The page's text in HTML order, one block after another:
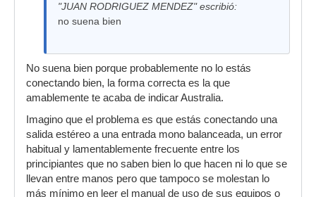
"JUAN RODRIGUEZ MENDEZ" escribió:
no suena bien
No suena bien porque probablemente no lo estás
conectando bien, la forma correcta es la que
amablemente te acaba de indicar Australia.
Imagino que el problema es que estás conectando una
salida estéreo a una entrada mono balanceada, un error
habitual y lamentablemente frecuente entre los
principiantes que no saben bien lo que hacen ni lo que se
llevan entre manos pero que tampoco se molestan lo
más mínimo en leer el manual de uso de sus equipos o